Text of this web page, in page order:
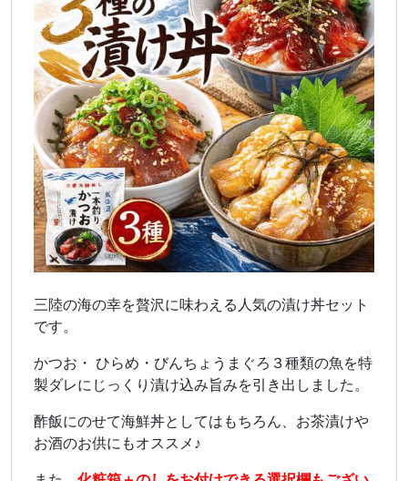
三陸の海の幸を贅沢に味わえる人気の漬け丼セット
です。
かつお・ ひらめ・びんちょうまぐろ３種類の魚を特
製ダレにじっくり漬け込み旨みを引き出しました。
酢飯にのせて海鮮丼としてはもちろん、お茶漬けや
お酒のお供にもオススメ♪